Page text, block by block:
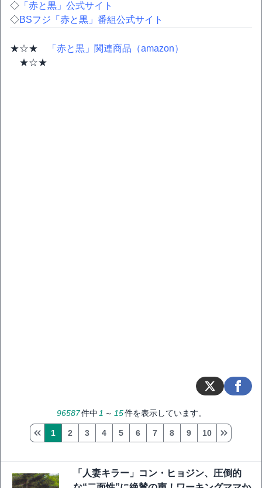
◇ 「赤と黒」公式サイト
◇BSフジ「赤と黒」番組公式サイト
★☆★
「赤と黒」関連商品（amazon）
★☆★
96587件中 1 ～ 15件を表示しています。
1 2 3 4 5 6 7 8 9 10
「人妻キラー」コン・ヒョジン、圧倒的